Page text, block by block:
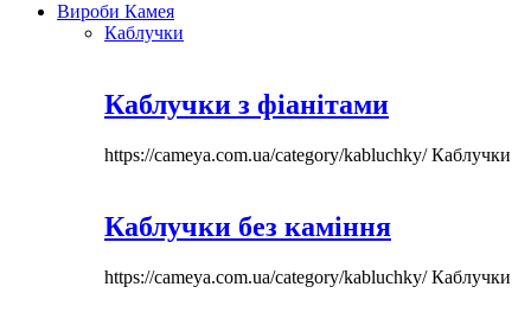
Вироби Камея
Каблучки
Каблучки з фіанітами
https://cameya.com.ua/category/kabluchky/Каблучки
Каблучки без каміння
https://cameya.com.ua/category/kabluchky/Каблучки